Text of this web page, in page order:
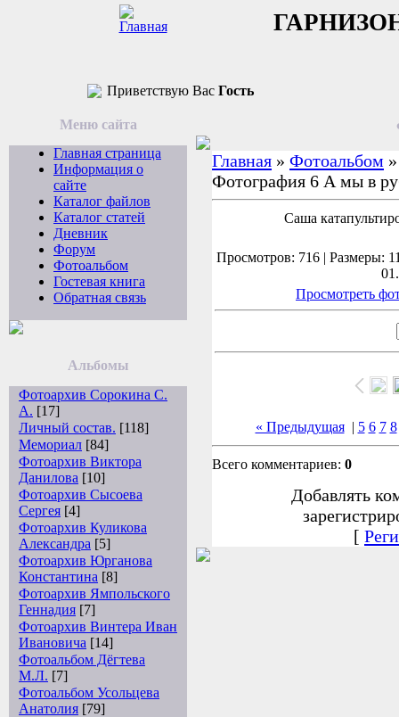
Приветствую Вас Гость
Меню сайта
Главная страница
Информация о
сайте
Каталог файлов
Каталог статей
Дневник
Форум
Фотоальбом
Гостевая книга
Обратная связь
Альбомы
Фотоархив Сорокина С.
А. [17]
Личный состав. [118]
Мемориал [84]
Фотоархив Виктора
Данилова [10]
Фотоархив Сысоева
Сергея [4]
Фотоархив Куликова
Александра [5]
Фотоархив Юрганова
Константина [8]
Фотоархив Ямпольского
Геннадия [7]
Фотоархив Винтера Иван
Ивановича [14]
Фотоальбом Дёгтева
М.Л. [7]
Фотоальбом Усольцева
Анатолия [79]
Главная » Фотоальбом
Фотография 6 А мы в
Саша
Просмотров: 716 | Размеры:
Просмотреть
« Предыдущая| 5 6 7 8
Всего комментариев: 0
Добавлять
[